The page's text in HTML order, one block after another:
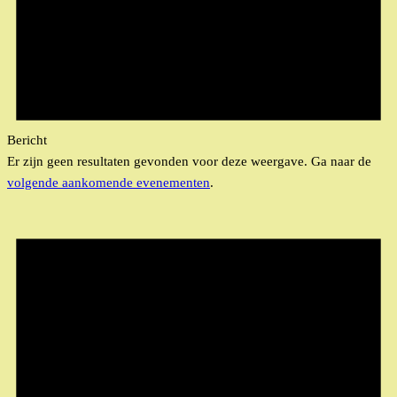
Bericht
Er zijn geen resultaten gevonden voor deze weergave. Ga naar de
volgende aankomende evenementen.